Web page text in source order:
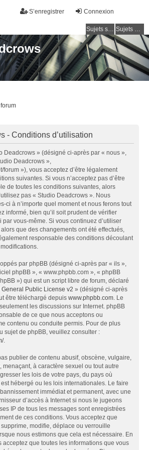
Connexion
S’enregistrer
Sujets sans réponse Sujets actifs
- Conditions d’utilisation
Deadcrows » (désigné ci-après par « nous »,
Deadcrows »,
forum »), vous acceptez d’être légalement
suivantes. Si vous n’acceptez pas d’être
de toutes les conditions suivantes, alors
pas « Studio Deadcrows ». Nous
ci à n’importe quel moment et nous ferons tout
informé, bien qu’il soit prudent de vérifier
vous-même. Si vous continuez d’utiliser
que des changements ont été effectués,
responsable des conditions découlant
par phpBB (désigné ci-après par « ils »,
phpBB », « www.phpbb.com », « phpBB
») qui est un script libre de forum, déclaré
General Public License v2 » (désigné ci-après
être téléchargé depuis www.phpbb.com. Le
les discussions sur Internet. phpBB
de ce que nous acceptons ou
contenu ou conduite permis. Pour de plus
sujet de phpBB, veuillez consulter :
.
publier de contenu abusif, obscène, vulgaire,
menaçant, à caractère sexuel ou tout autre
les lois de votre pays, du pays où
hébergé ou les lois internationales. Le faire
immédiat et permanent, avec une
d’accès à Internet si nous le jugeons
IP de tous les messages sont enregistrées
de ces conditions. Vous acceptez que
modifie, déplace ou verrouille
nous estimons que cela est nécessaire. En
acceptez que toutes les informations que vous